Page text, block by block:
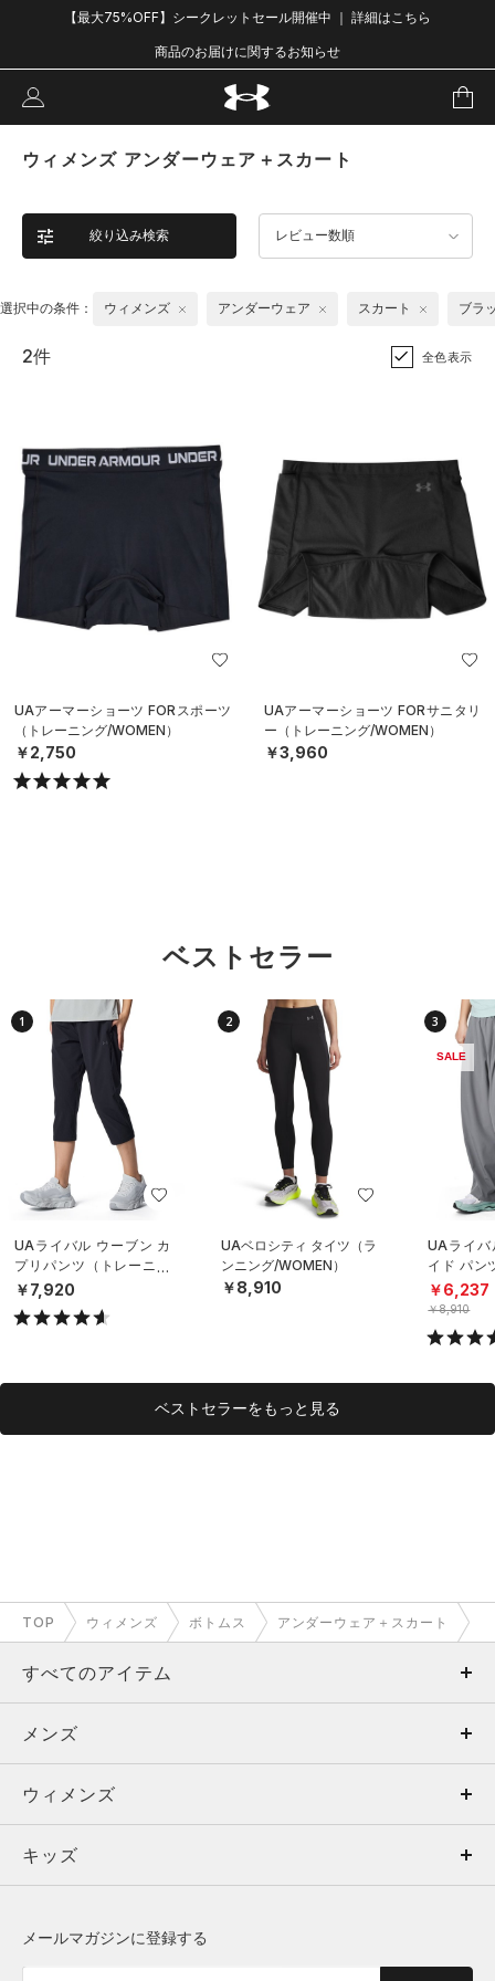
【最大75%OFF】シークレットセール開催中 ｜ 詳細はこちら
商品のお届けに関するお知らせ
ウィメンズ アンダーウェア＋スカート
絞り込み検索 レビュー数順
選択中の条件： ウィメンズ アンダーウェア スカート ブラ
2件 全色表示
UAアーマーショーツ FORスポーツ
（トレーニング/WOMEN）
￥2,750
UAアーマーショーツ FORサニタリ
ー（トレーニング/WOMEN）
￥3,960
ベストセラー
1
UAライバル ウーブン カ
プリパンツ（トレーニン
グ/WOMEN）
￥7,920
2
UAベロシティ タイツ（ラ
ンニング/WOMEN）
￥8,910
3
SALE
UAライバ
イド パン
イル/
￥6,237
￥8,910
ベストセラーをもっと見る
TOP ウィメンズ ボトムス アンダーウェア＋スカート
すべてのアイテム
メンズ
ウィメンズ
キッズ
メンズ
トップス
ボトムス
ウィメンズ
トップス
キッズ
メールマガジンに登録する